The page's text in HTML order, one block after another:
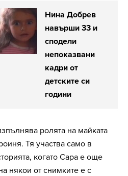
Нина Добрев
навърши 33 и
сподели
непоказвани
кадри от
детските си
години
ролята на майката
Тя участва само в
когато Сара е още
някои от снимките е с